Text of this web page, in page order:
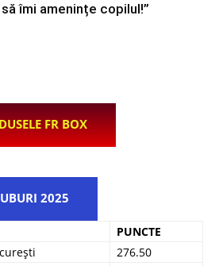
îmi amenințe copilul!”
FR BOX
2025
PUNCTE
276.50